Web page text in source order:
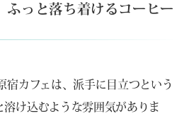
ふっと落ち着けるコーヒー
宿カフェは、派手に目立つという
溶け込むような雰囲気がありま